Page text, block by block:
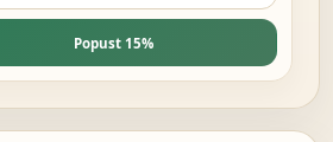
Popust 15%